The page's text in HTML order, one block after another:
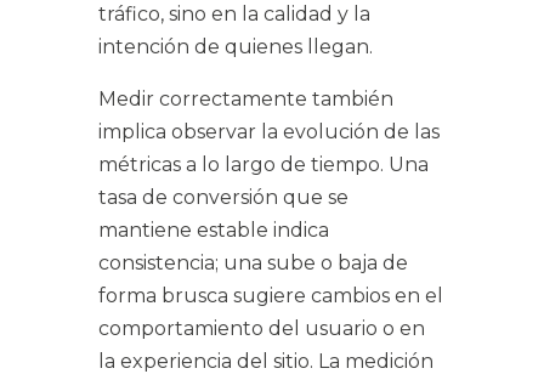
tráfico, sino en la calidad y la
intención de quienes llegan.
Medir correctamente también
implica observar la evolución de las
métricas a lo largo de tiempo. Una
tasa de conversión que se
mantiene estable indica
consistencia; una sube o baja de
forma brusca sugiere cambios en el
comportamiento del usuario o en
la experiencia del sitio. La medición